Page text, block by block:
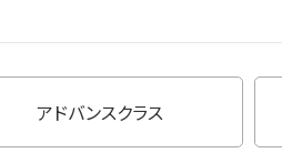
アドバンスクラス